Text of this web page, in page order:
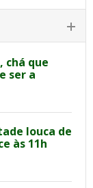
chá que
ser a
louca de
às 11h